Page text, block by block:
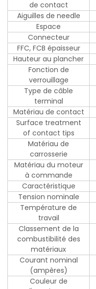
de contact
Aiguilles de needle
Espace
Connecteur
FFC, FCB épaisseur
Hauteur au plancher
Fonction de
verrouillage
Type de câble
terminal
Matériau de contact
Surface treatment
of contact tips
Matériau de
carrosserie
Matériau du moteur
à commande
Caractéristique
Tension nominale
Température de
travail
Classement de la
combustibilité des
matériaux
Courant nominal
(ampères)
Couleur de